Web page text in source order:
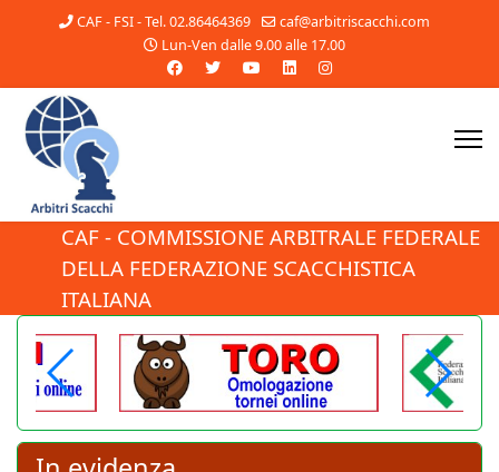
CAF - FSI - Tel. 02.86464369
caf@arbitriscacchi.com
Lun-Ven dalle 9.00 alle 17.00
CAF - COMMISSIONE ARBITRALE FEDERALE
DELLA FEDERAZIONE SCACCHISTICA
ITALIANA